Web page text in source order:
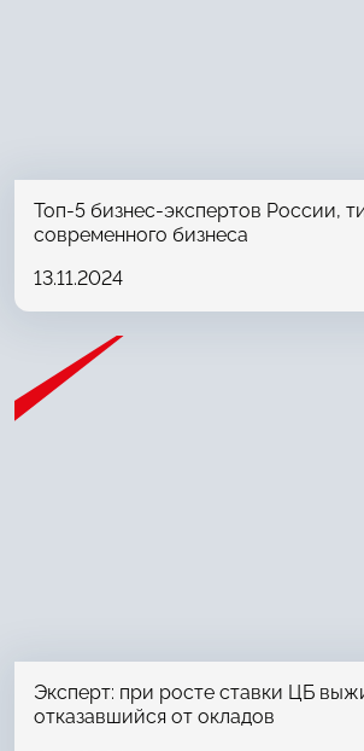
Топ-5 бизнес-экспертов России,
современного бизнеса
13.11.2024
Эксперт: при росте ставки ЦБ
отказавшийся от окладов